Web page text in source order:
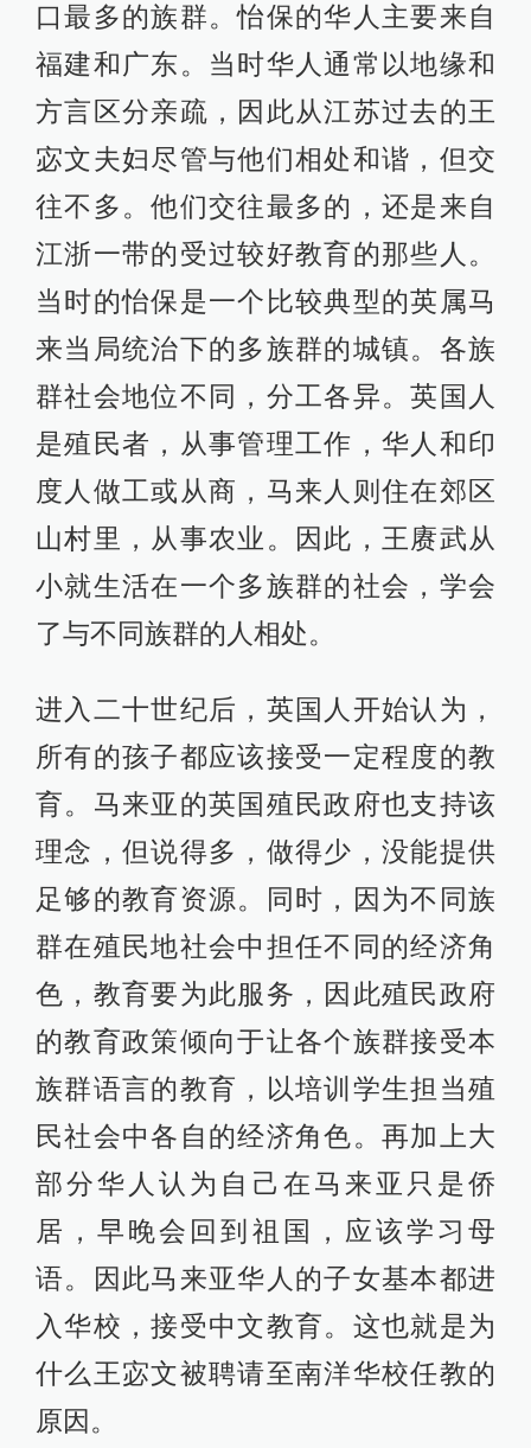
口最多的族群。怡保的华人主要来自
福建和广东。当时华人通常以地缘和
方言区分亲疏，因此从江苏过去的王
宓文夫妇尽管与他们相处和谐，但交
往不多。他们交往最多的，还是来自
江浙一带的受过较好教育的那些人。
当时的怡保是一个比较典型的英属马
来当局统治下的多族群的城镇。各族
群社会地位不同，分工各异。英国人
是殖民者，从事管理工作，华人和印
度人做工或从商，马来人则住在郊区
山村里，从事农业。因此，王赓武从
小就生活在一个多族群的社会，学会
了与不同族群的人相处。
进入二十世纪后，英国人开始认为，
所有的孩子都应该接受一定程度的教
育。马来亚的英国殖民政府也支持该
理念，但说得多，做得少，没能提供
足够的教育资源。同时，因为不同族
群在殖民地社会中担任不同的经济角
色，教育要为此服务，因此殖民政府
的教育政策倾向于让各个族群接受本
族群语言的教育，以培训学生担当殖
民社会中各自的经济角色。再加上大
部分华人认为自己在马来亚只是侨
居，早晚会回到祖国，应该学习母
语。因此马来亚华人的子女基本都进
入华校，接受中文教育。这也就是为
什么王宓文被聘请至南洋华校任教的
原因。